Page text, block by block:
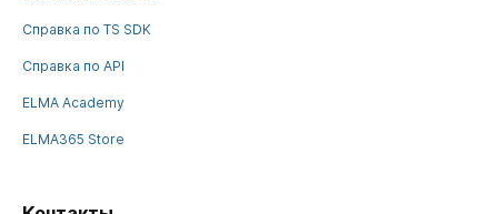
Справка по TS SDK
Справка по API
ELMA Academy
ELMA365 Store